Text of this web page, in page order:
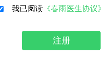
我已阅读 《春雨医生协议
注册